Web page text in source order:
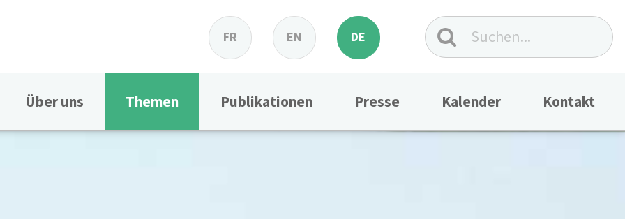
FR EN DE
Über uns Themen Publikationen Presse Kalender Kontakt